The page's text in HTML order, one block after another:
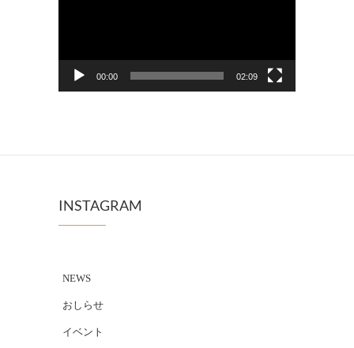
00:00 02:09
INSTAGRAM
NEWS
おしらせ
イベント